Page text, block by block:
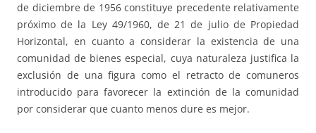
de diciembre de 1956 constituye precedente relativamente
próximo de la Ley 49/1960, de 21 de julio de Propiedad
Horizontal, en cuanto a considerar la existencia de una
comunidad de bienes especial, cuya naturaleza justifica la
exclusión de una figura como el retracto de comuneros
introducido para favorecer la extinción de la comunidad
por considerar que cuanto menos dure es mejor.